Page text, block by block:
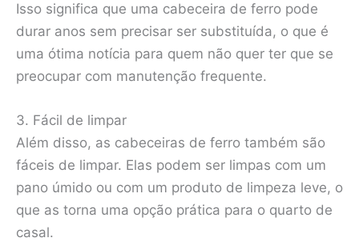
Isso significa que uma cabeceira de ferro pode
durar anos sem precisar ser substituída, o que é
uma ótima notícia para quem não quer ter que se
preocupar com manutenção frequente.
3. Fácil de limpar
Além disso, as cabeceiras de ferro também são
fáceis de limpar. Elas podem ser limpas com um
pano úmido ou com um produto de limpeza leve, o
que as torna uma opção prática para o quarto de
casal.